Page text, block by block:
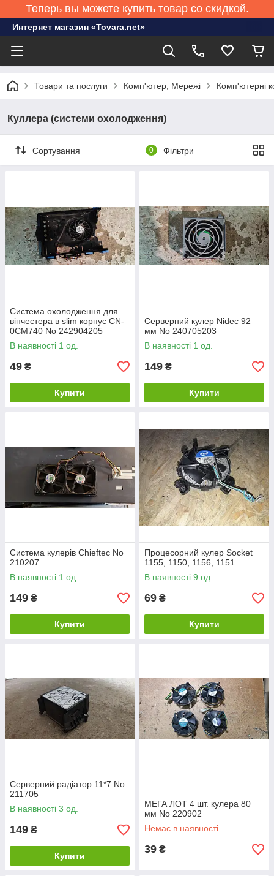
Теперь вы можете купить товар со скидкой.
Интернет магазин «Tovara.net»
Товари та послуги Комп'ютер, Мережі Комп'ютерні
Куллера (системи охолодження)
Сортування 0 Фільтри
Система охолодження для
вінчестера в slim корпус CN-
0CM740 No 242904205
В наявності 1 од.
49 ₴
Купити
Серверний кулер Nidec 92
мм No 240705203
В наявності 1 од.
149 ₴
Купити
Система кулерів Chieftec No
210207
В наявності 1 од.
149 ₴
Купити
Процесорний кулер Socket
1155, 1150, 1156, 1151
В наявності 9 од.
69 ₴
Купити
Серверний радіатор 11*7 No
211705
В наявності 3 од.
149 ₴
Купити
МЕГА ЛОТ 4 шт. кулера 80
мм No 220902
Немає в наявності
39 ₴